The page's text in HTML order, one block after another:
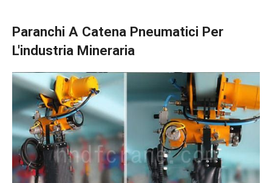
Paranchi A Catena Pneumatici Per
L'industria Mineraria